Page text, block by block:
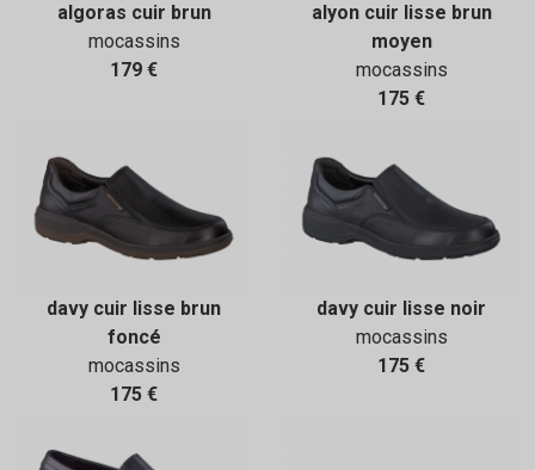
algoras cuir brun
mocassins
179 €
alyon cuir lisse brun
moyen
mocassins
175 €
davy cuir lisse brun
foncé
mocassins
175 €
davy cuir lisse noir
mocassins
175 €